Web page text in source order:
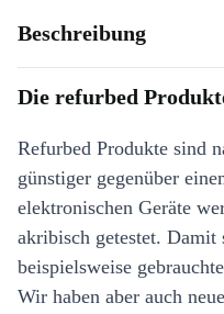
Beschreibung
Die refurbed
Refurbed Produkte sind
günstiger gegenüber
elektronischen Geräte
akribisch getestet. Damit
beispielsweise
Wir haben aber auch